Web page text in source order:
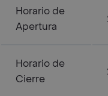
Horario de
Apertura
Horario de
Cierre